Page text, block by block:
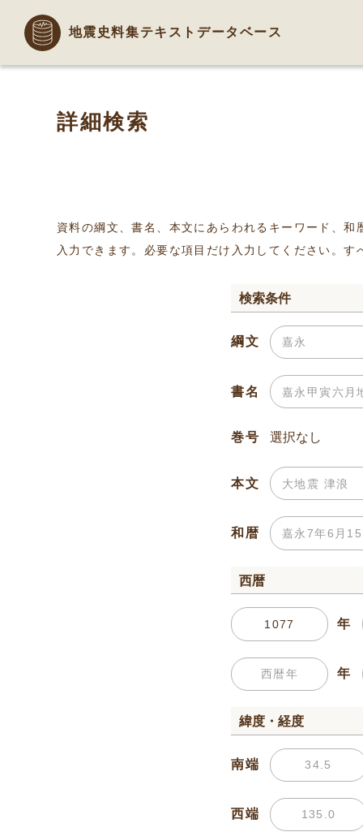
地震史料集テキストデータベース
詳細検索
資料の綱文、書名、本文にあらわれるキーワード、
入力できます。必要な項目だけ入力してください。
検索条件
綱文
書名
巻号
本文
和暦
西暦
年
年
緯度・経度
南端
西端